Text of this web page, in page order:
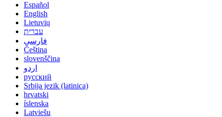
Español
English
Lietuvių
עברית
فارسی
Čeština
slovenščina
اردو
русский
Srbija jezik (latinica)
hrvatski
íslenska
Latviešu